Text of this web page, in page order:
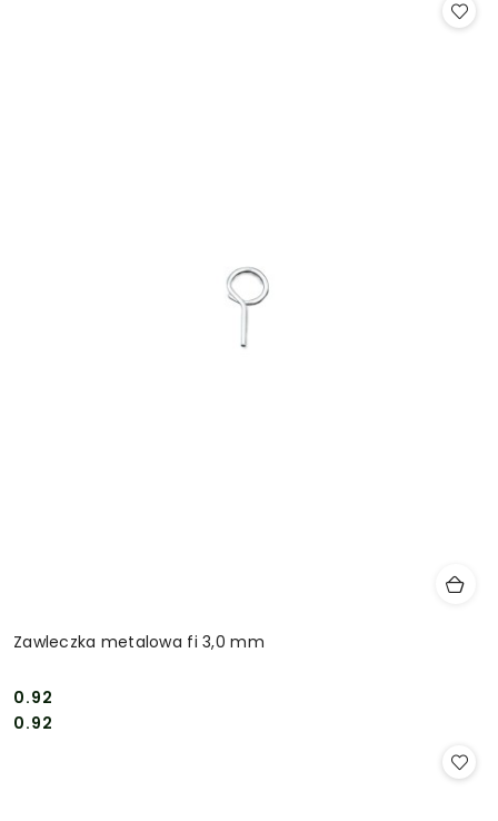
Zawleczka metalowa fi 3,0 mm
Cena:
0.92
Cena:
0.92